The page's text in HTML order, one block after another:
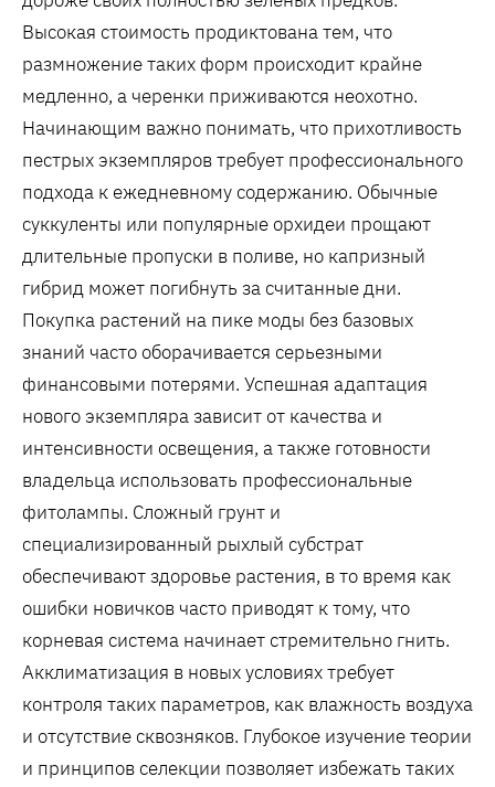
Высокая стоимость продиктована тем, что
размножение таких форм происходит крайне
медленно, а черенки приживаются неохотно.
Начинающим важно понимать, что прихотливость
пестрых экземпляров требует профессионального
подхода к ежедневному содержанию. Обычные
суккуленты или популярные орхидеи прощают
длительные пропуски в поливе, но капризный
гибрид может погибнуть за считанные дни.
Покупка растений на пике моды без базовых
знаний часто оборачивается серьезными
финансовыми потерями. Успешная адаптация
нового экземпляра зависит от качества и
интенсивности освещения, а также готовности
владельца использовать профессиональные
фитолампы. Сложный грунт и
специализированный рыхлый субстрат
обеспечивают здоровье растения, в то время как
ошибки новичков часто приводят к тому, что
корневая система начинает стремительно гнить.
Акклиматизация в новых условиях требует
контроля таких параметров, как влажность воздуха
и отсутствие сквозняков. Глубокое изучение теории
и принципов селекции позволяет избежать таких